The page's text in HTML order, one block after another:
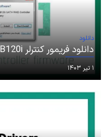
دانلود
دانلود فریمور کنترلر B120i برای سرورهای نسل G8
۱ تیر ۱۴۰۳